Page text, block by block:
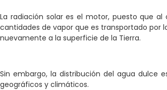
La radiación solar es el motor, puesto que
cantidades de vapor que es transportado por
nuevamente a la superficie de la Tierra.
Sin embargo, la distribución del agua dulce
geográficos y climáticos.